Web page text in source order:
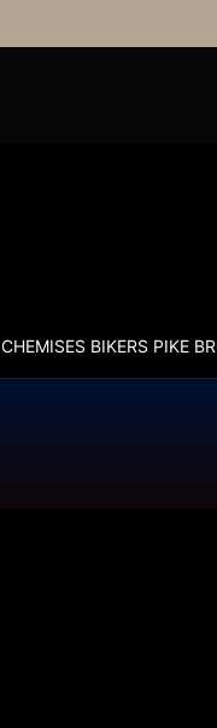
CHEMISES BIKERS PIKE